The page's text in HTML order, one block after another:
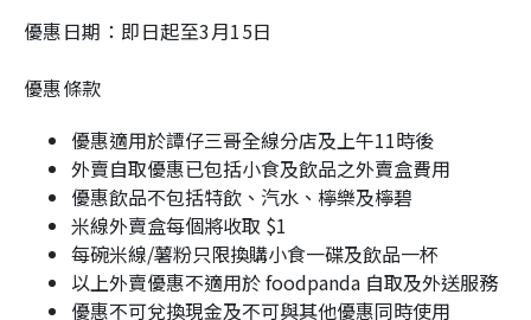
優惠日期：即日起至3月15日
優惠條款
優惠適用於譚仔三哥全線分店及上午11時後
外賣自取優惠已包括小食及飲品之外賣盒費用
優惠飲品不包括特飲、汽水、檸樂及檸碧
米線外賣盒每個將收取 $1
每碗米線/薯粉只限換購小食一碟及飲品一杯
以上外賣優惠不適用於 foodpanda 自取及外送服務
優惠不可兌換現金及不可與其他優惠同時使用